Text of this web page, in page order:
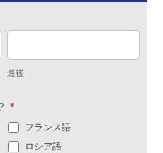
後
最後
*
フランス語
ロシア語